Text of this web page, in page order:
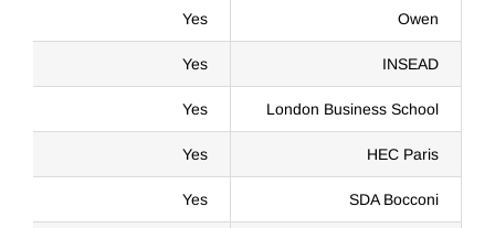
Owen
Yes
INSEAD
Yes
London Business School
Yes
HEC Paris
Yes
SDA Bocconi
Yes